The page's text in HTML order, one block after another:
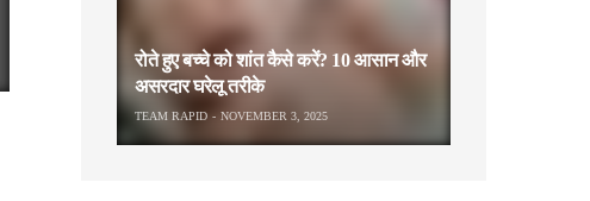
रोते हुए बच्चे को शांत कैसे करें? 10 आसान और
असरदार घरेलू तरीके
TEAM RAPID NOVEMBER 3, 2025